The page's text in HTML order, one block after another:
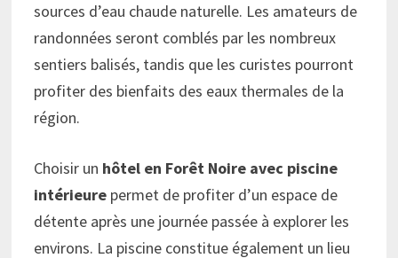
sources d’eau chaude naturelle. Les amateurs de
randonnées seront comblés par les nombreux
sentiers balisés, tandis que les curistes pourront
profiter des bienfaits des eaux thermales de la
région.
Choisir un hôtel en Forêt Noire avec piscine
intérieure permet de profiter d’un espace de
détente après une journée passée à explorer les
environs. La piscine constitue également un lieu